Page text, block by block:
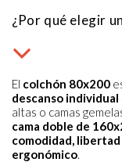
¿Por qué elegir
El colchón 80x200
descanso
altas o camas
cama doble de
comodidad,
ergonómico.